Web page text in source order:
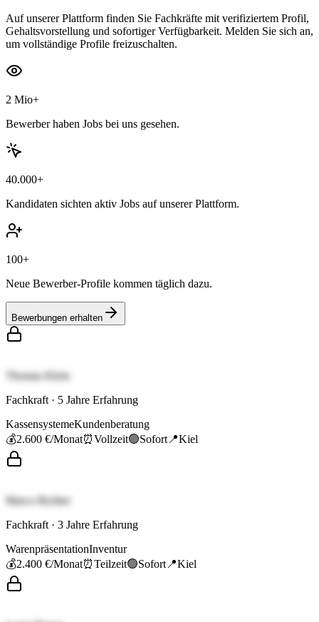
Auf unserer Plattform finden Sie Fachkräfte mit verifiziertem Profil,
Gehaltsvorstellung und sofortiger Verfügbarkeit. Melden Sie sich an,
um vollständige Profile freizuschalten.
2 Mio+
Bewerber haben Jobs bei uns gesehen.
40.000+
Kandidaten sichten aktiv Jobs auf unserer Plattform.
100+
Neue Bewerber-Profile kommen täglich dazu.
Bewerbungen erhalten
Thomas Klein
Fachkraft · 5 Jahre Erfahrung
KassensystemeKundenberatung
💰2.600 €/Monat⏰Vollzeit🟢Sofort 📍Kiel
Marco Richter
Fachkraft · 3 Jahre Erfahrung
WarenpräsentationInventur
💰2.400 €/Monat⏰Teilzeit🟢Sofort 📍Kiel